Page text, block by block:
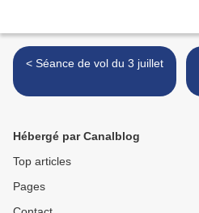
< Séance de vol du 3 juillet
Hébergé par Canalblog
Top articles
Pages